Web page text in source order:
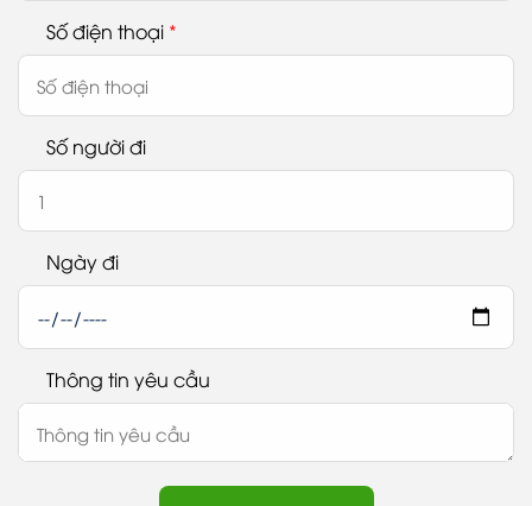
Số điện thoại *
Số người đi
Ngày đi
Thông tin yêu cầu